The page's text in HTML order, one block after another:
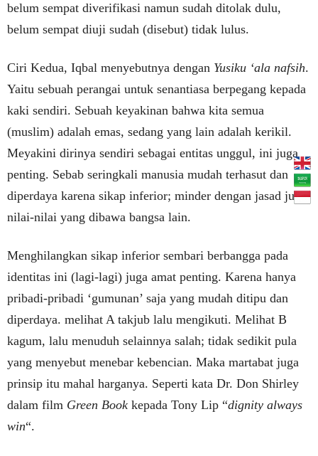
belum sempat diverifikasi namun sudah ditolak dulu,
belum sempat diuji sudah (disebut) tidak lulus.
Ciri Kedua, Iqbal menyebutnya dengan Yusiku ‘ala nafsih.
Yaitu sebuah perangai untuk senantiasa berpegang kepada
kaki sendiri. Sebuah keyakinan bahwa kita semua
(muslim) adalah emas, sedang yang lain adalah kerikil.
Meyakini dirinya sendiri sebagai entitas unggul, ini juga
penting. Sebab seringkali manusia mudah terhasut dan
diperdaya karena sikap inferior; minder dengan jasad juga
nilai-nilai yang dibawa bangsa lain.
Menghilangkan sikap inferior sembari berbangga pada
identitas ini (lagi-lagi) juga amat penting. Karena hanya
pribadi-pribadi ‘gumunan’ saja yang mudah ditipu dan
diperdaya. melihat A takjub lalu mengikuti. Melihat B
kagum, lalu menuduh selainnya salah; tidak sedikit pula
yang menyebut menebar kebencian. Maka martabat juga
prinsip itu mahal harganya. Seperti kata Dr. Don Shirley
dalam film Green Book kepada Tony Lip “dignity always
win“.